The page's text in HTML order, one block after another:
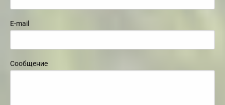
E-mail
Сообщение